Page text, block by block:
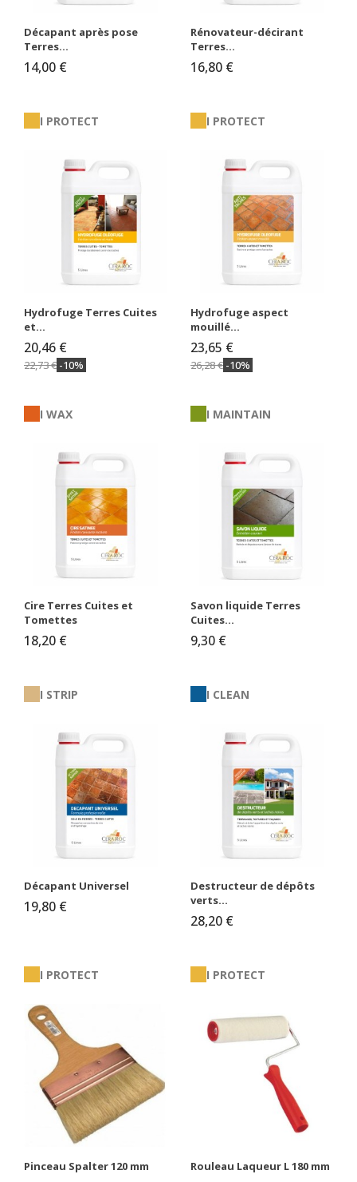
Décapant après pose
Terres...
14,00 €
Rénovateur-décirant
Terres...
16,80 €
I PROTECT
Hydrofuge Terres Cuites
et...
22,73 € -10%
20,46 €
I PROTECT
Hydrofuge aspect
mouillé...
26,28 € -10%
23,65 €
I WAX
Cire Terres Cuites et
Tomettes
18,20 €
I MAINTAIN
Savon liquide Terres
Cuites...
9,30 €
I STRIP
Décapant Universel
19,80 €
I CLEAN
Destructeur de dépôts
verts...
28,20 €
I PROTECT
Pinceau Spalter 120 mm
I PROTECT
Rouleau Laqueur L 180 mm